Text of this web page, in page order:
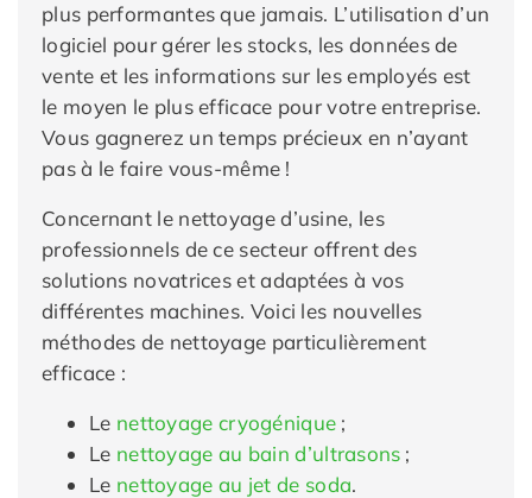
plus performantes que jamais. L’utilisation d’un
logiciel pour gérer les stocks, les données de
vente et les informations sur les employés est
le moyen le plus efficace pour votre entreprise.
Vous gagnerez un temps précieux en n’ayant
pas à le faire vous-même !
Concernant le nettoyage d’usine, les
professionnels de ce secteur offrent des
solutions novatrices et adaptées à vos
différentes machines. Voici les nouvelles
méthodes de nettoyage particulièrement
efficace :
Le nettoyage cryogénique ;
Le nettoyage au bain d’ultrasons ;
Le nettoyage au jet de soda.